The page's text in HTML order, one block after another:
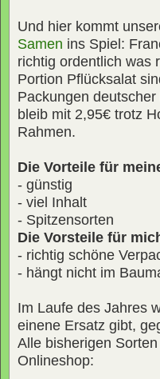
Und hier kommt
Samen ins Spiel:
richtig ordentlich was
Portion Pflücksalat
Packungen
bleib mit 2,95€ trotz
Rahmen.
Die Vorteile für
- günstig
- viel Inhalt
- Spitzensorten
Die Vorsteile für
- richtig schöne
- hängt nicht im
Im Laufe des Jahres
einene Ersatz gibt,
Alle bisherigen
Onlineshop: